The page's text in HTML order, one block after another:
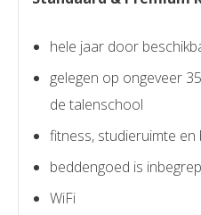
hele jaar door
gelegen op ongeveer
de talenschool
fitness, studieruimte
beddengoed is
WiFi